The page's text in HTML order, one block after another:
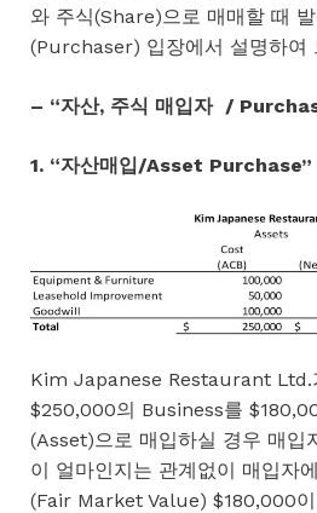
와 주식(Share)으로 매매할 때
(Purchaser) 입장에서 설명하여
– “자산, 주식 매입자 /
1. “자산매입/Asset Purchase”
Kim Japanese Restaurant Ltd.
$250,000의 Business를
(Asset)으로 매입하실 경우 매입
이 얼마인지는 관계없이 매입자
(Fair Market Value) $180,000